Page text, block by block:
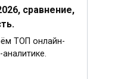
сравнение,
ТОП онлайн-